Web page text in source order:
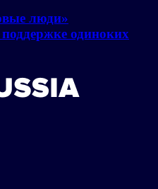
люди»
одиноких